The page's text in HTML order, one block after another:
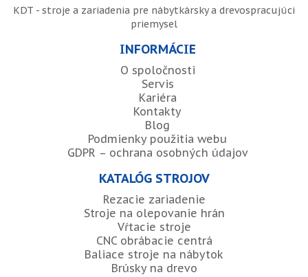
KDT - stroje a zariadenia pre nábytkársky a drevospracujúci
priemysel
INFORMÁCIE
O spoločnosti
Servis
Kariéra
Kontakty
Blog
Podmienky použitia webu
GDPR – ochrana osobných údajov
KATALÓG STROJOV
Rezacie zariadenie
Stroje na olepovanie hrán
Vŕtacie stroje
CNC obrábacie centrá
Baliace stroje na nábytok
Brúsky na drevo